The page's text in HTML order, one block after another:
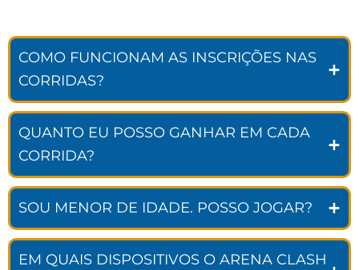
COMO FUNCIONAM AS INSCRIÇÕES NAS
CORRIDAS?
QUANTO EU POSSO GANHAR EM CADA
CORRIDA?
SOU MENOR DE IDADE. POSSO JOGAR?
EM QUAIS DISPOSITIVOS O ARENA CLASH